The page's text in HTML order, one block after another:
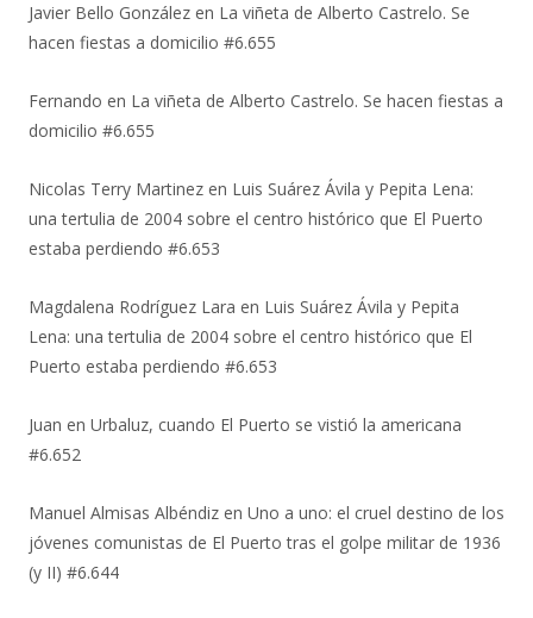
Javier Bello González en La viñeta de Alberto Castrelo. Se
hacen fiestas a domicilio #6.655
Fernando en La viñeta de Alberto Castrelo. Se hacen fiestas a
domicilio #6.655
Nicolas Terry Martinez en Luis Suárez Ávila y Pepita Lena:
una tertulia de 2004 sobre el centro histórico que El Puerto
estaba perdiendo #6.653
Magdalena Rodríguez Lara en Luis Suárez Ávila y Pepita
Lena: una tertulia de 2004 sobre el centro histórico que El
Puerto estaba perdiendo #6.653
Juan en Urbaluz, cuando El Puerto se vistió la americana
#6.652
Manuel Almisas Albéndiz en Uno a uno: el cruel destino de los
jóvenes comunistas de El Puerto tras el golpe militar de 1936
(y II) #6.644